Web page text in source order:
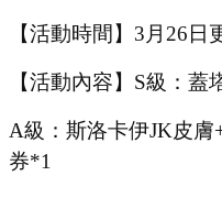
【活動時間】 3月 26 日
【活動內容】 S級：蓋
A級：斯洛卡伊JK皮膚
券*1